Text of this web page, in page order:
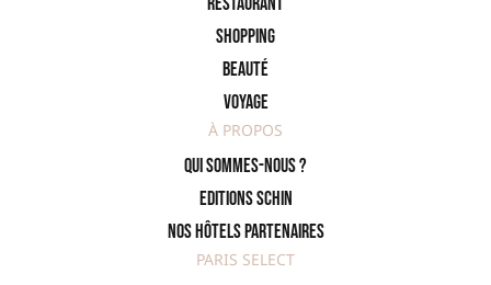
Shopping
Beauté
Voyage
À PROPOS
Qui sommes-nous ?
Editions SCHIN
Nos hôtels partenaires
PARIS SELECT